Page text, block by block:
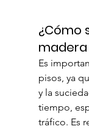
¿Cómo
Es
pisos, ya
y la
tiempo,
tráfico. Es